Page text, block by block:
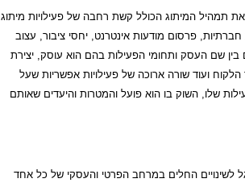
לאחר שגובשו מטרות ויעדי התהליך, בונה כאן Branding & Design את תמהיל המיתוג הכולל קשת רחבה של פעילויות מיתוג
חברתיות, פרסום מודעות אינטרנט, יחסי ציבור, עצוב
בין שם העסק ותחומי הפעילות בהם הוא עוסק, יצירת
הלקוח ועוד שורה ארוכה של פעילויות אפשריות שעל
שלו, השוק בו הוא פועל והמטרות והיעדים שאותם
לשינויים החלים במרחב הפרטי והעסקי של כל אחד